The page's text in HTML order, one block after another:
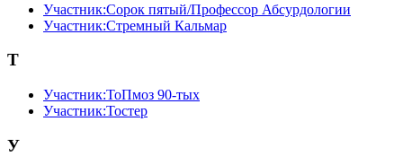
Участник:Сорок пятый/Профессор Абсурдологии
Участник:Стремный Кальмар
Т
Участник:ТоПмоз 90-тых
Участник:Тостер
У